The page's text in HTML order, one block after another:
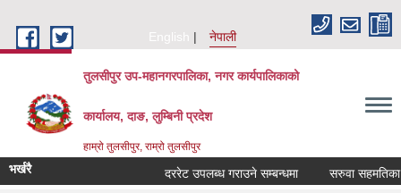
English
नेपाली
तुलसीपुर उप-महानगरपालिका, नगर कार्यपालिकाको
कार्यालय, दाङ, लुम्बिनी प्रदेश
हाम्रो तुलसीपुर, राम्रो तुलसीपुर
भर्खरै दररेट उपलब्ध गराउने सम्बन्धमा सरुवा सहमतिका